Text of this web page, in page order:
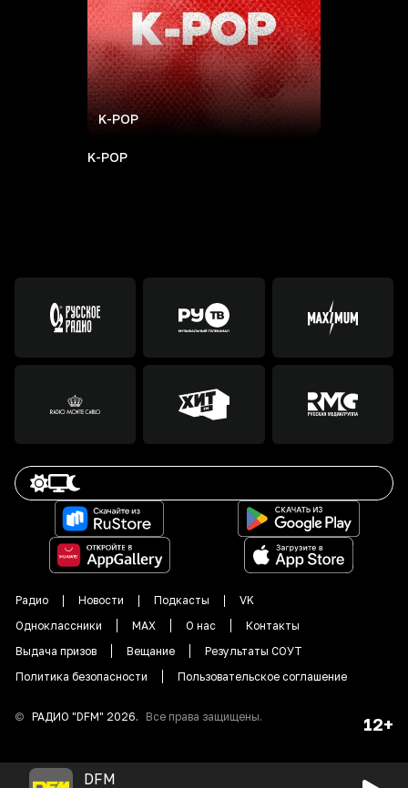
K-POP
K-POP
Радио Новости Подкасты
VK
Одноклассники
MAX О нас
Контакты
Выдача призов
Вещание
Результаты СОУТ
Политика безопасности
Пользовательское соглашение
© РАДИО "DFM" 2026. Все права защищены. 12+
DFM